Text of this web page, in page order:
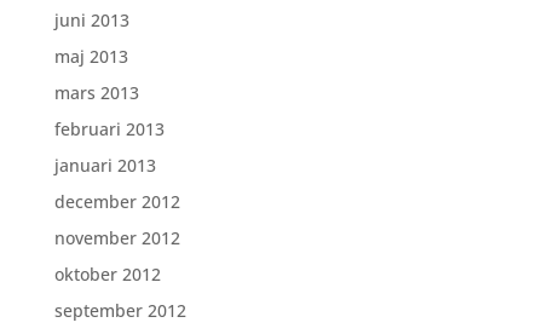
juni 2013
maj 2013
mars 2013
februari 2013
januari 2013
december 2012
november 2012
oktober 2012
september 2012